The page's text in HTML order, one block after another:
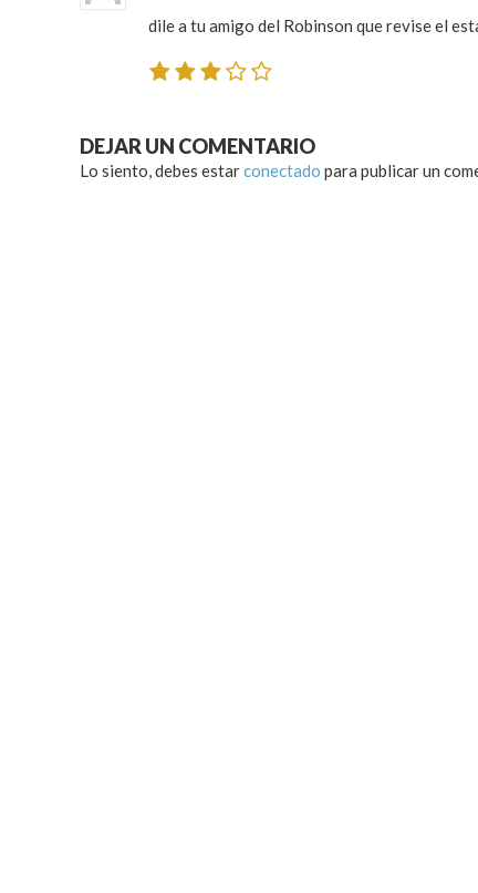
dile a tu amigo del Robinson que revise el
DEJAR UN COMENTARIO
Lo siento, debes estarconectado para publicar un